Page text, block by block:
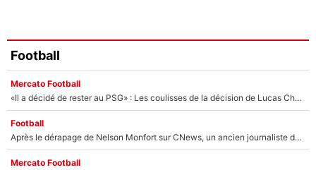
Football
Mercato Football
«Il a décidé de rester au PSG» : Les coulisses de la décision de Lucas Chevalier pour son transfert
Football
Après le dérapage de Nelson Monfort sur CNews, un ancien journaliste de France Télévisions relance la polémique sur les incendies en Gironde
Mercato Football